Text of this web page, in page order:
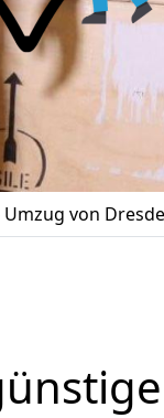
Umzug von